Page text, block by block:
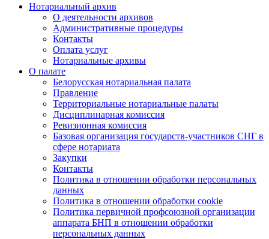
Нотариальный архив
О деятельности архивов
Административные процедуры
Контакты
Оплата услуг
Нотариальные архивы
О палате
Белорусская нотариальная палата
Правление
Территориальные нотариальные палаты
Дисциплинарная комиссия
Ревизионная комиссия
Базовая организация государств-участников СНГ в
сфере нотариата
Закупки
Контакты
Политика в отношении обработки персональных
данных
Политика в отношении обработки cookie
Политика первичной профсоюзной организации
аппарата БНП в отношении обработки
персональных данных